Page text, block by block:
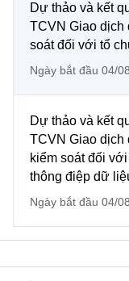
Cơ quan chủ quản:
Chịu trách nhiệm nội
Liên hệ
Địa chỉ: Ban Biên tập
Điện thoại: 024 3936
Email:stc@mst.gov.vn
©2026 Bản quyền
(Ghi rõ nguồn
website này)
Dự thảo và kết
TCVN Giao dịch
soát đối với tổ
Ngày bắt đầu 04/
Dự thảo và kết
TCVN Giao dịch
kiểm soát đối
thông điệp dữ
Ngày bắt đầu 04/